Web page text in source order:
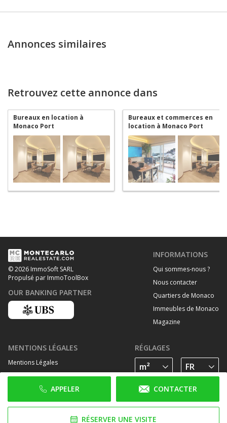
APPELER CONTACTER
RÉSERVER UNE VISITE
Annonces similaires
Retrouvez cette annonce dans
Bureaux en location à
Monaco Port
Bureaux et commerces en
location à Monaco Port
© 2026 ImmoSoft SARL
Propulsé par ImmoToolBox
OUR BANKING PARTNER
INFORMATIONS
Qui sommes-nous ?
Nous contacter
Quartiers de Monaco
Immeubles de Monaco
Magazine
MENTIONS LÉGALES
Mentions Légales
Traitement des données personelles
Politique de cookies
RÉGLAGES
SUIVEZ-NOUS SUR